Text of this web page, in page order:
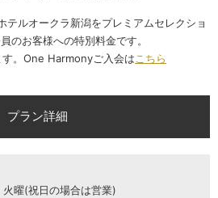
ルオークラ新潟をプレミアムセレクショ
のお客様への特別料金です。
。One Harmonyご入会はこちら
プラン詳細
曜(祝日の場合は営業)